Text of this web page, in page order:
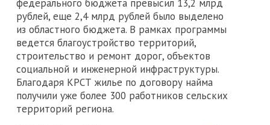
федерального бюджета превысил 13,2 млрд
рублей, еще 2,4 млрд рублей было выделено
из областного бюджета. В рамках программы
ведется благоустройство территорий,
строительство и ремонт дорог, объектов
социальной и инженерной инфраструктуры.
Благодаря КРСТ жилье по договору найма
получили уже более 300 работников сельских
территорий региона.